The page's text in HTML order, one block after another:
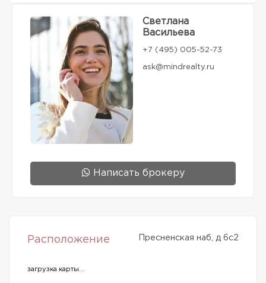
Светлана
Васильева
+7 (495) 005-52-73
ask@mindrealty.ru
Написать брокеру
Расположение Пресненская наб, д 6с2
загрузка карты...